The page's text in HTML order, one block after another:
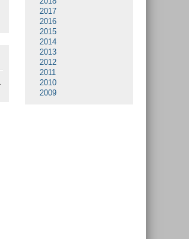
2017
2016
2015
2014
2013
2012
2011
2010
2009